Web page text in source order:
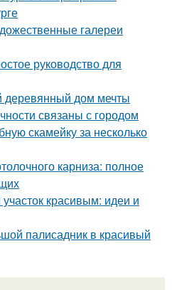
галереи
руководство для
деревянный дом мечты
связаны с городом
скамейку за несколько
карниза: полное
красивым: идеи и
палисадник в красивый